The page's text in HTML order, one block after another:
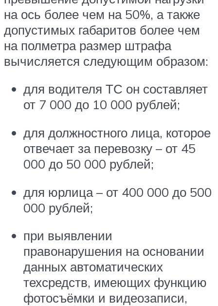
на ось более чем на 50%, а также
допустимых габаритов более чем
на полметра размер штрафа
вычисляется следующим образом:
для водителя ТС он составляет
от 7 000 до 10 000 рублей;
для должностного лица, которое
отвечает за перевозку – от 45
000 до 50 000 рублей;
для юрлица – от 400 000 до 500
000 рублей;
при выявлении
правонарушения на основании
данных автоматических
техсредств, имеющих функцию
фотосъёмки и видеозаписи,